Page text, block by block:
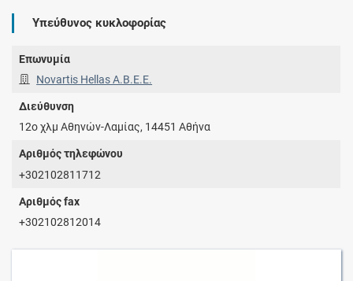
Υπεύθυνος κυκλοφορίας
Επωνυμία
Novartis Hellas A.Β.Ε.Ε.
Διεύθυνση
12ο χλμ Αθηνών-Λαμίας, 14451 Αθήνα
Αριθμός τηλεφώνου
+302102811712
Αριθμός fax
+302102812014